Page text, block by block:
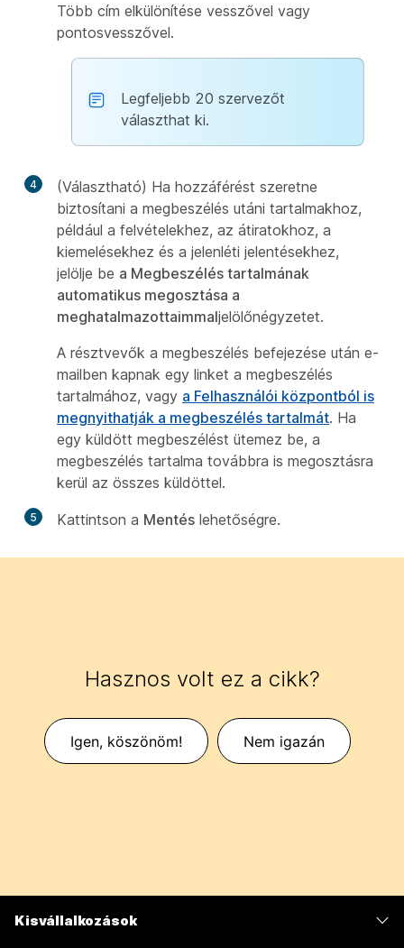
Több cím elkülönítése vesszővel vagy
pontosvesszővel.
Legfeljebb 20 szervezőt
választhat ki.
4
(Választható) Ha hozzáférést szeretne
biztosítani a megbeszélés utáni tartalmakhoz,
például a felvételekhez, az átiratokhoz, a
kiemelésekhez és a jelenléti jelentésekhez,
jelölje be a Megbeszélés tartalmának
automatikus megosztása a
meghatalmazottaimmaljelölőnégyzetet.
A résztvevők a megbeszélés befejezése után e-
mailben kapnak egy linket a megbeszélés
tartalmához, vagy a Felhasználói központból is
megnyithatják a megbeszélés tartalmát. Ha
egy küldött megbeszélést ütemez be, a
megbeszélés tartalma továbbra is megosztásra
kerül az összes küldöttel.
5 Kattintson a Mentés lehetőségre.
Hasznos volt ez a cikk?
Igen, köszönöm! Nem igazán
Kisvállalkozások